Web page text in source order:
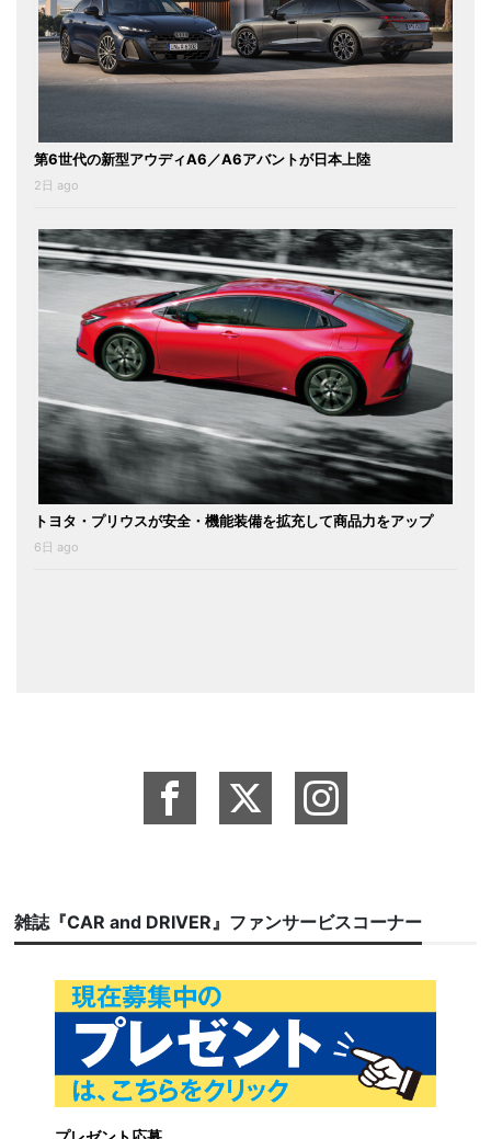
第6世代の新型アウディA6／A6アバントが日本上陸
2日 ago
トヨタ・プリウスが安全・機能装備を拡充して商品力をアップ
6日 ago
雑誌『CAR and DRIVER』ファンサービスコーナー